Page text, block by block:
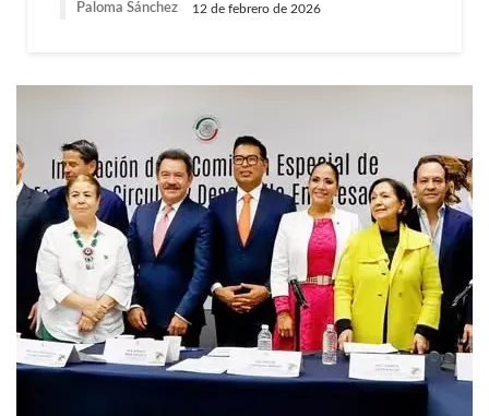
Paloma Sánchez 12 de febrero de 2026